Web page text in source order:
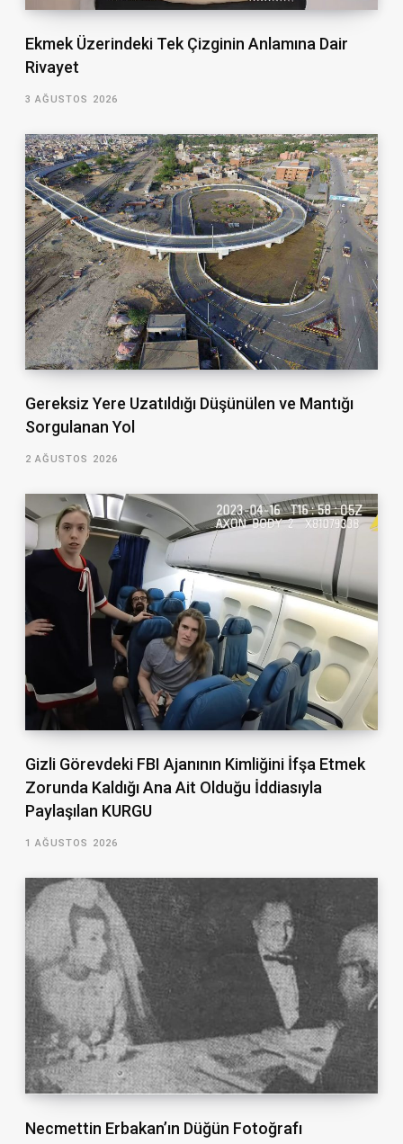
Ekmek Üzerindeki Tek Çizginin Anlamına Dair
Rivayet
3 AĞUSTOS 2026
Gereksiz Yere Uzatıldığı Düşünülen ve Mantığı
Sorgulanan Yol
2 AĞUSTOS 2026
Gizli Görevdeki FBI Ajanının Kimliğini İfşa Etmek
Zorunda Kaldığı Ana Ait Olduğu İddiasıyla
Paylaşılan KURGU
1 AĞUSTOS 2026
Necmettin Erbakan’ın Düğün Fotoğrafı